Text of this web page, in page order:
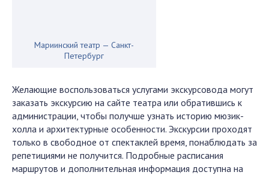
Мариинский театр — Санкт-
Петербург
Желающие воспользоваться услугами экскурсовода могут
заказать экскурсию на сайте театра или обратившись к
администрации, чтобы получше узнать историю мюзик-
холла и архитектурные особенности. Экскурсии проходят
только в свободное от спектаклей время, понаблюдать за
репетициями не получится. Подробные расписания
маршрутов и дополнительная информация доступна на